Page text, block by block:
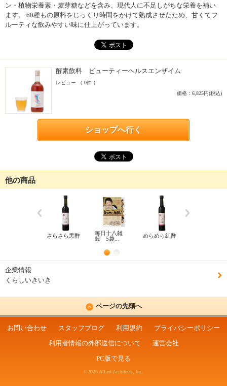
ン・植物栄養素・麦芽糖などを含み、現代人に不足しがちな栄養を補い
ます。 60種もの原料をじっくり時間をかけて熟成させたため、甘くてフ
ルーティな飲みやすい味に仕上がっています。
酵素飲料 ビューティーヘルスエンザイム
レビュー （ 0件 ）
価格：6,825円(税込)
ショップへ行く
他の商品
さらさら黒酢
毎日十八雑
穀 5袋...
めらめら紅酢
企業情報
くらしいきいき
ページの先頭へ
お問い合わせ スタッフブログ 利用規約
プライバシーポリシー
利用者情報の外部送信について
運営会社
PC版で見る
©2026 Allied Architects, Inc.